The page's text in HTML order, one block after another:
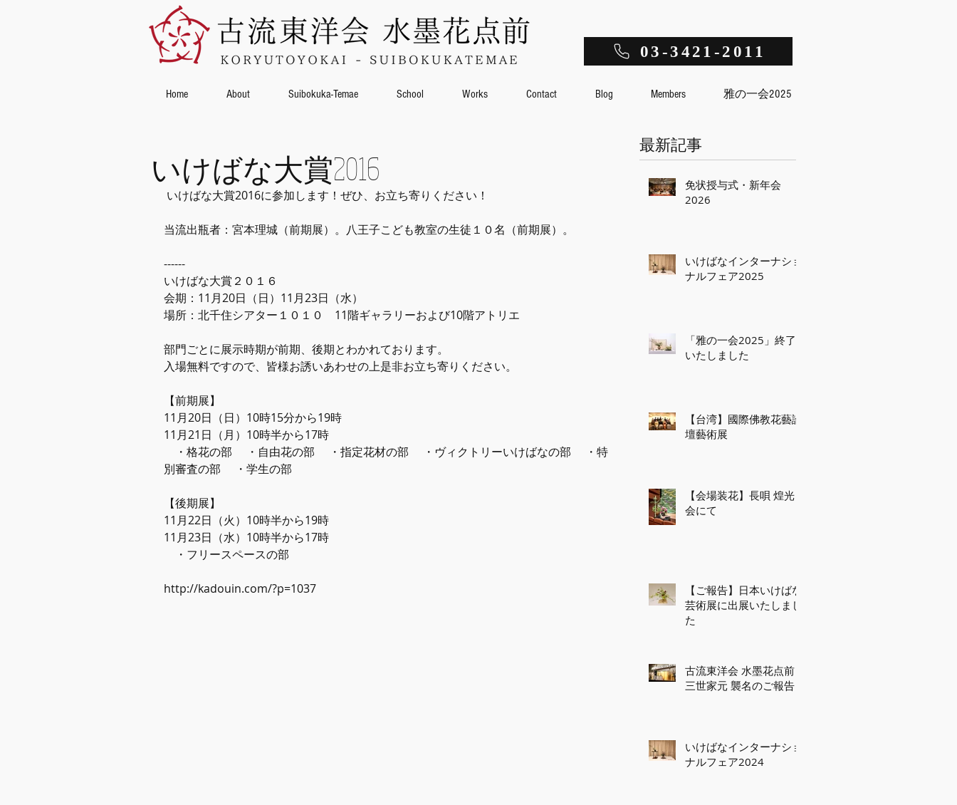
03-3421-2011
Home About Suibokuka-Temae School Works Contact Blog Members 雅の一会2025
いけばな大賞2016
いけばな大賞2016に参加します！ぜひ、お立ち寄りください！
当流出瓶者：宮本理城（前期展）。八王子こども教室の生徒１０名（前期展）。
------
いけばな大賞２０１６
会期：11月20日（日）11月23日（水）
場所：北千住シアター１０１０　11階ギャラリーおよび10階アトリエ
部門ごとに展示時期が前期、後期とわかれております。
入場無料ですので、皆様お誘いあわせの上是非お立ち寄りください。
【前期展】
11月20日（日）10時15分から19時
11月21日（月）10時半から17時
・格花の部 　・自由花の部 　・指定花材の部 　・ヴィクトリーいけばなの部 　・特
別審査の部 　・学生の部
【後期展】
11月22日（火）10時半から19時
11月23日（水）10時半から17時
・フリースペースの部
http://kadouin.com/?p=1037
最新記事
免状授与式・新年会
2026
いけばなインターナショ
ナルフェア2025
「雅の一会2025」終了
いたしました
【台湾】國際佛教花藝論
壇藝術展
【会場装花】長唄 煌光
会にて
【ご報告】日本いけばな
芸術展に出展いたしまし
た
古流東洋会 水墨花点前
三世家元 襲名のご報告
いけばなインターナショ
ナルフェア2024